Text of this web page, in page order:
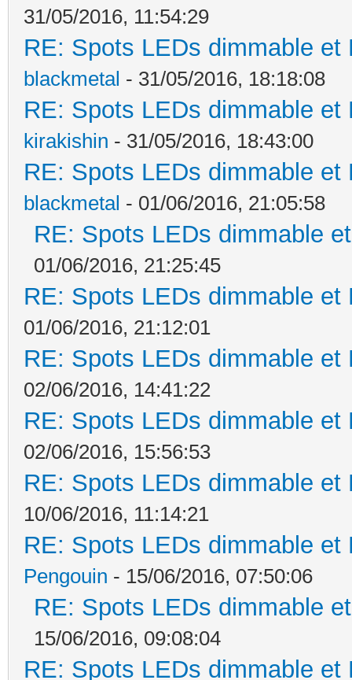
31/05/2016, 11:54:29
RE: Spots LEDs dimmable
blackmetal - 31/05/2016, 18:18:08
RE: Spots LEDs dimmable
kirakishin - 31/05/2016, 18:43:00
RE: Spots LEDs dimmable
blackmetal - 01/06/2016, 21:05:58
RE: Spots LEDs dimmable
01/06/2016, 21:25:45
RE: Spots LEDs dimmable
01/06/2016, 21:12:01
RE: Spots LEDs dimmable
02/06/2016, 14:41:22
RE: Spots LEDs dimmable
02/06/2016, 15:56:53
RE: Spots LEDs dimmable
10/06/2016, 11:14:21
RE: Spots LEDs dimmable
Pengouin - 15/06/2016, 07:50:06
RE: Spots LEDs dimmable
15/06/2016, 09:08:04
RE: Spots LEDs dimmable